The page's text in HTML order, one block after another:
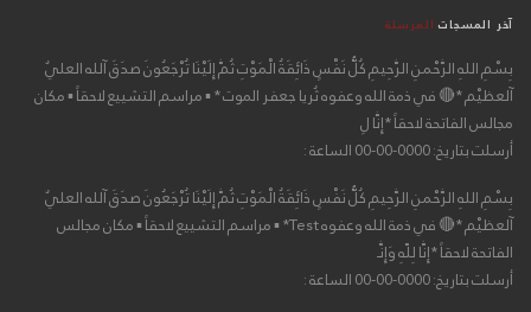
آخر المسجات المرسلة
بِسْمِ اللهِ الرَّحْمنِ الرَّحِيمِ كُلُّ نَفْسٍ ذَائِقَةُ الْمَوْتِ ثُمَّ إِلَيْنَا تُرْجَعُونَ صدَقَ آلله العليٌ
آلعظيْم *🔴 في ذمة الله وعفوه ثُريا جعفر الموت * ▪ مراسم التشييع لاحقاً ▪ مكان
مجالس الفاتحة لاحقاً *إِنَّا لِ
أرسلت بتاريخ: 0000-00-00 الساعة :
بِسْمِ اللهِ الرَّحْمنِ الرَّحِيمِ كُلُّ نَفْسٍ ذَائِقَةُ الْمَوْتِ ثُمَّ إِلَيْنَا تُرْجَعُونَ صدَقَ آلله العليٌ
آلعظيْم *🔴 في ذمة الله وعفوه Test* ▪ مراسم التشييع لاحقاً ▪ مكان مجالس
الفاتحة لاحقاً *إِنَّا لِلّهِ وَإِنَّـ
أرسلت بتاريخ: 0000-00-00 الساعة :